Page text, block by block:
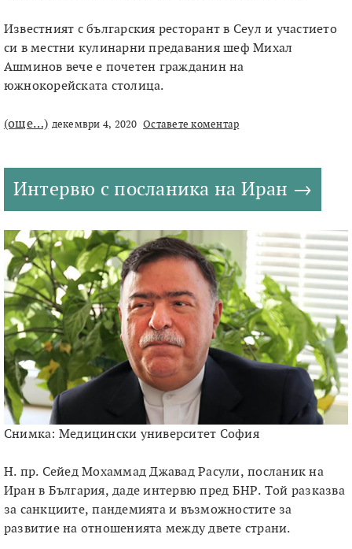
Известният с българския ресторант в Сеул и участието
си в местни кулинарни предавания шеф Михал
Ашминов вече е почетен гражданин на
южнокорейската столица.
(още…) декември 4, 2020 Оставете коментар
Интервю с посланика на Иран
Снимка: Медицински университет София
Н. пр. Сейед Мохаммад Джавад Расули, посланик на
Иран в България, даде интервю пред БНР. Той разказва
за санкциите, пандемията и възможностите за
развитие на отношенията между двете страни.